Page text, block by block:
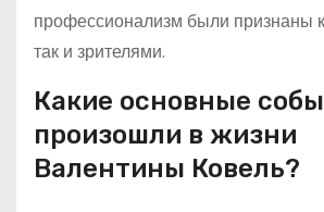
профессионализм были признаны
так и зрителями.
Какие основные
произошли в жизни
Валентины Ковель?